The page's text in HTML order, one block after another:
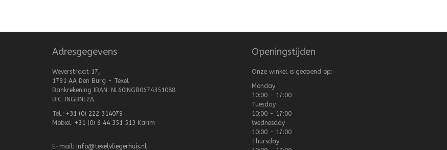
Adresgegevens
Weverstraat 17,
1791 AA Den Burg - Texel
Bankrekening IBAN: NL60INGB0674351088
BIC: INGBNL2A
Tel.: +31 (0) 222 314079
Mobiel: +31 (0) 6 44 351 513 Karim
E-mail: info@texelvliegerhuis.nl
Openingstijden
Onze winkel is geopend op:
Monday
10:00 - 17:00
Tuesday
10:00 - 17:00
Wednesday
10:00 - 17:00
Thursday